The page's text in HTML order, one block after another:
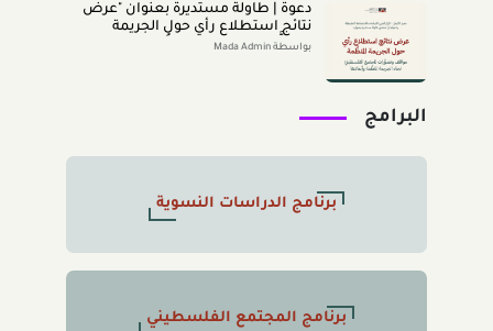
دعوة | طاولة مستديرة بعنوان "عرض
نتائج استطلاع رأي حول الجريمة
المنظَّمة- مواقف وتصوُّرات المجتمع
بواسطة Mada Admin
البرامج
برنامج الدراسات النسوية
برنامج المجتمع الفلسطيني